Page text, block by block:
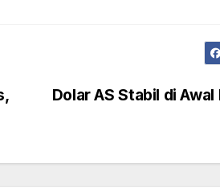
Dolar AS Stabil di Awal